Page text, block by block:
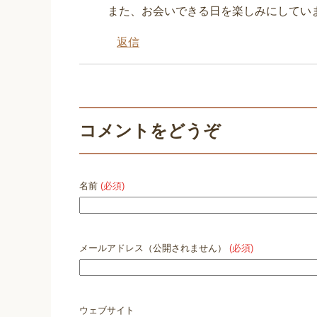
また、お会いできる日を楽しみにしてい
返信
コメントをどうぞ
名前 (必須)
メールアドレス（公開されません） (必須)
ウェブサイト